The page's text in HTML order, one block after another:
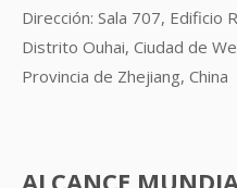
Dirección: Sala 707, Edificio
Distrito Ouhai, Ciudad de
Provincia de Zhejiang, China
ALCANCE